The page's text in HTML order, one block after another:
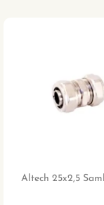
Altech 25x2,5